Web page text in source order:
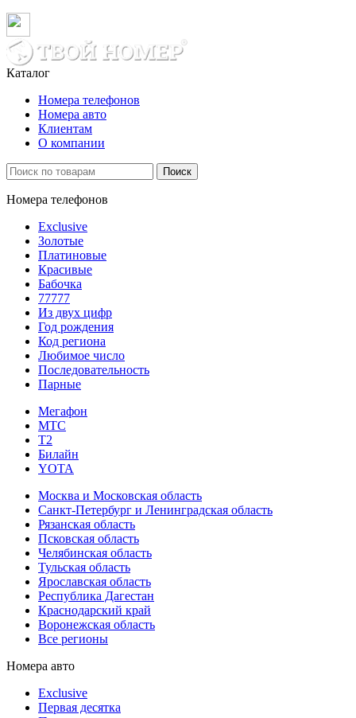
Каталог
Номера телефонов
Номера авто
Клиентам
О компании
Поиск
Номера телефонов
Exclusive
Золотые
Платиновые
Красивые
Бабочка
77777
Из двух цифр
Год рождения
Код региона
Любимое число
Последовательность
Парные
Мегафон
МТС
Т2
Билайн
YOTA
Москва и Московская область
Санкт-Петербург и Ленинградская область
Рязанская область
Псковская область
Челябинская область
Тульская область
Ярославская область
Республика Дагестан
Краснодарский край
Воронежская область
Все регионы
Номера авто
Exclusive
Первая десятка